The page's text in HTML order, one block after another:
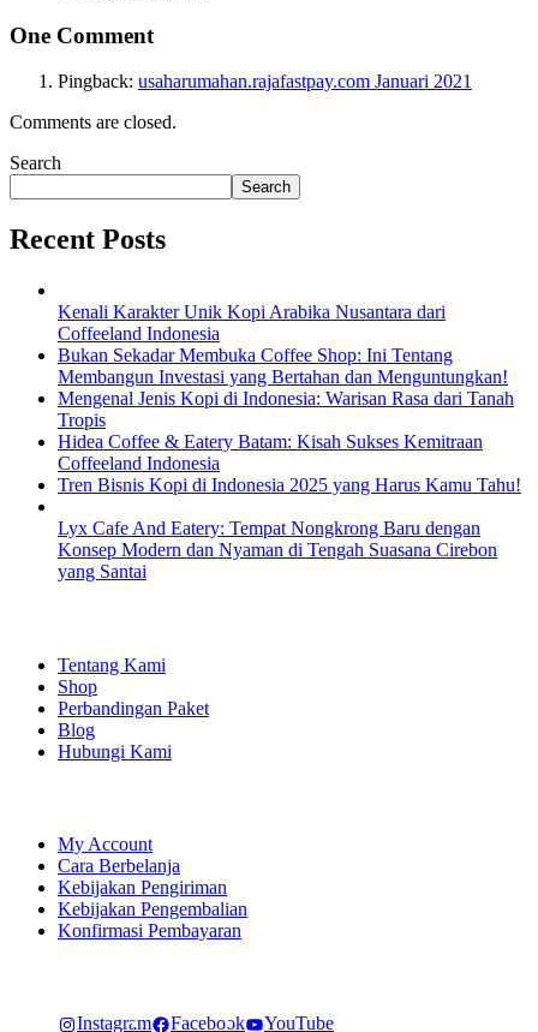
One Comment
Pingback: usaharumahan.rajafastpay.com Januari 2021
Comments are closed.
Search
Search
Recent Posts
Kenali Karakter Unik Kopi Arabika Nusantara dari
Coffeeland Indonesia
Bukan Sekadar Membuka Coffee Shop: Ini Tentang
Membangun Investasi yang Bertahan dan Menguntungkan!
Mengenal Jenis Kopi di Indonesia: Warisan Rasa dari Tanah
Tropis
Hidea Coffee & Eatery Batam: Kisah Sukses Kemitraan
Coffeeland Indonesia
Tren Bisnis Kopi di Indonesia 2025 yang Harus Kamu Tahu!
Lyx Cafe And Eatery: Tempat Nongkrong Baru dengan
Konsep Modern dan Nyaman di Tengah Suasana Cirebon
yang Santai
Tentang Kami
Shop
Perbandingan Paket
Blog
Hubungi Kami
My Account
Cara Berbelanja
Kebijakan Pengiriman
Kebijakan Pengembalian
Konfirmasi Pembayaran
Instagram Facebook YouTube